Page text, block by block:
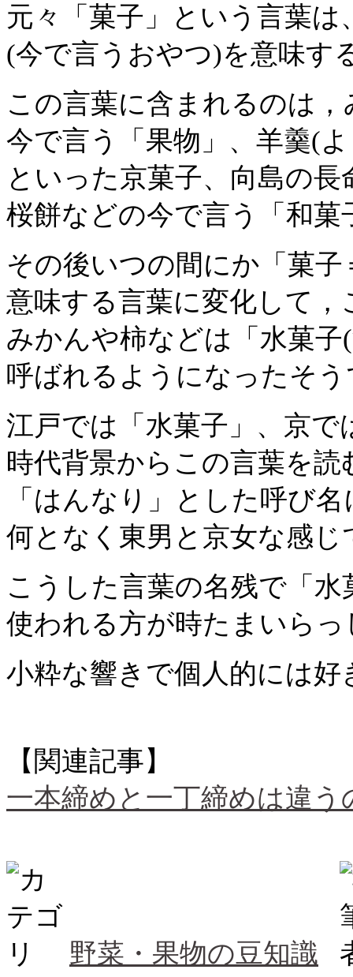
元々「菓子」という言葉
(今で言うおやつ)を意味す
この言葉に含まれるのは
今で言う「果物」、羊羹(
といった京菓子、向島の
桜餅などの今で言う「和菓
その後いつの間にか「菓
意味する言葉に変化して
みかんや柿などは「水菓
呼ばれるようになったそ
江戸では「水菓子」、京で
時代背景からこの言葉を
「はんなり」とした呼び
何となく東男と京女な感じ
こうした言葉の名残で「
使われる方が時たまいら
小粋な響きで個人的には好
【関連記事】
一本締めと一丁締めは違う
野菜・果物の豆知識